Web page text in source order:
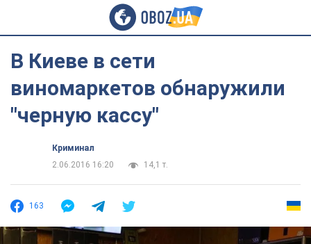
В Киеве в сети
виномаркетов обнаружили
"черную кассу"
Криминал
2.06.2016 16:20
14,1 т.
163